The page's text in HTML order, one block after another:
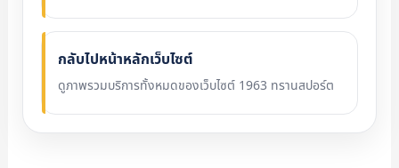
กลับไปหน้าหลักเว็บไซต์
ดูภาพรวมบริการทั้งหมดของเว็บไซต์ 1963 ทรานสปอร์ต